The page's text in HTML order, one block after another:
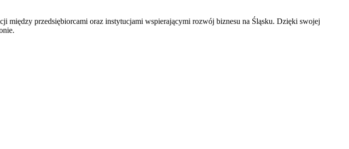
przedsiębiorcami oraz instytucjami wspierającymi rozwój biznesu na Śląsku. Dzięki swojej